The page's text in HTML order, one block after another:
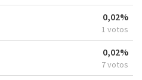
0,02%
1 votos
0,02%
7 votos